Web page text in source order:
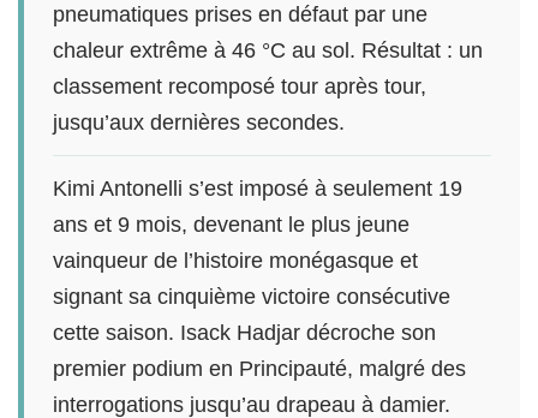
pneumatiques prises en défaut par une
chaleur extrême à 46 °C au sol. Résultat : un
classement recomposé tour après tour,
jusqu’aux dernières secondes.
Kimi Antonelli s’est imposé à seulement 19
ans et 9 mois, devenant le plus jeune
vainqueur de l’histoire monégasque et
signant sa cinquième victoire consécutive
cette saison. Isack Hadjar décroche son
premier podium en Principauté, malgré des
interrogations jusqu’au drapeau à damier.